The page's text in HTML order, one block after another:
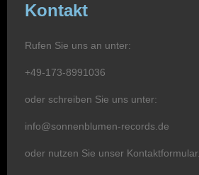
Kontakt
Rufen Sie uns an unter:
+49-173-8991036
oder schreiben Sie uns unter:
info@sonnenblumen-records.de
oder nutzen Sie unser Kontaktformular.